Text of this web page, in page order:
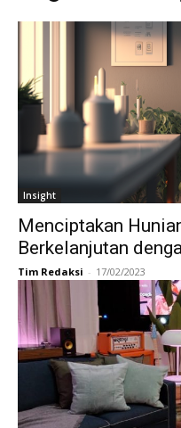
Insight
Menciptakan
Berkelanjutan
Tim Redaksi - 17/02/2023